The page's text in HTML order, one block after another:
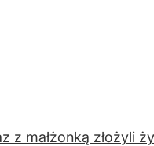
z małżonką złożyli